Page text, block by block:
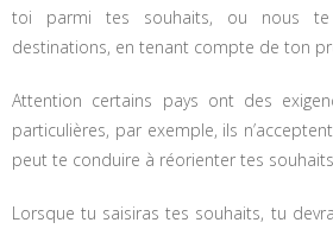
toi parmi tes souhaits, ou nous te
destinations, en tenant compte de ton
Attention certains pays ont des
particulières, par exemple, ils
peut te conduire à réorienter tes souhaits.
Lorsque tu saisiras tes souhaits, tu